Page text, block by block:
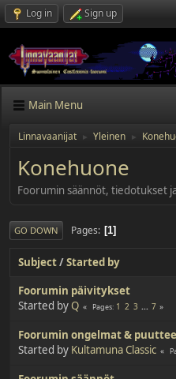
Log in Sign up
Main Menu
Linnavaanijat ► Yleinen ►
Konehuone
Foorumin säännöt, tiedotukset
GO DOWN Pages 1
Subject/Started by
Foorumin päivitykset
Started by Q Pages 1 2 3 ... 7
Foorumin ongelmat &
Started by Kultamuna Classic